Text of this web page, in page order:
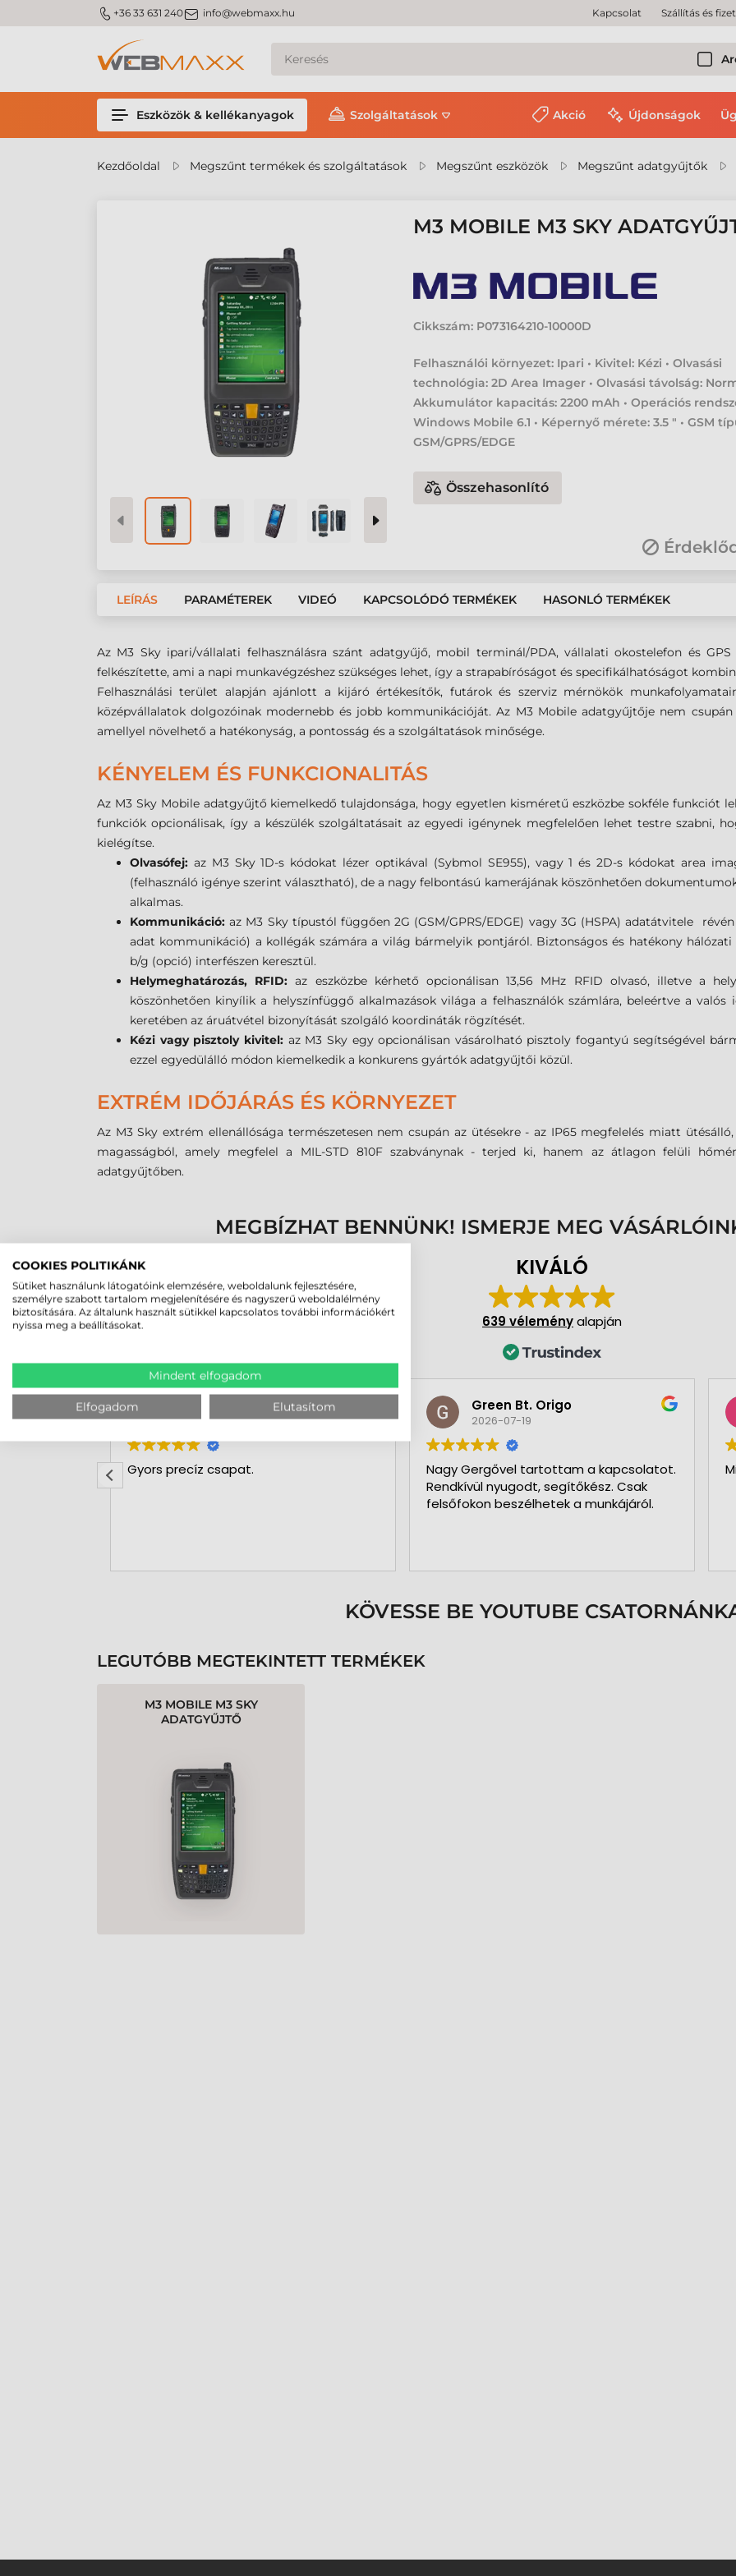
m_phone +36 33 631 240m_email info@webmaxx.hu Kapcsolat Szállítás és
Eszközök & kellékanyagok Szolgáltatások Akció Újdonságok
Kezdőoldal Megszűnt termékek és szolgáltatások Megszűnt eszközök Megszűnt adatgyűjtők
M3 MOBILE M3 SKY
Cikkszám: P073164210-10000D
Felhasználói környezet: Ipari • Kivitel: Kézi • Olvasási
technológia: 2D Area Imager • Olvasási távolság:
Akkumulátor kapacitás: 2200 mAh • Operációs
Windows Mobile 6.1 • Képernyő mérete: 3.5 " • GSM
GSM/GPRS/EDGE
Összehasonlító
LEÍRÁS PARAMÉTEREK VIDEÓ KAPCSOLÓDÓ TERMÉKEK HASONLÓ TERMÉKEK
Az M3 Sky ipari/vállalati felhasználásra szánt adatgyűjő, mobil terminál/PDA, vállalati okostelefon és
felkészítette, ami a napi munkavégzéshez szükséges lehet, így a strapabíróságot és specifikálhatóságot
Felhasználási terület alapján ajánlott a kijáró értékesítők, futárok és szerviz mérnökök
középvállalatok dolgozóinak modernebb és jobb kommunikációját. Az M3 Mobile adatgyűjtője nem
amellyel növelhető a hatékonyság, a pontosság és a szolgáltatások minősége.
KÉNYELEM ÉS FUNKCIONALITÁS
Az M3 Sky Mobile adatgyűjtő kiemelkedő tulajdonsága, hogy egyetlen kisméretű eszközbe sokféle funkciót
funkciók opcionálisak, így a készülék szolgáltatásait az egyedi igénynek megfelelően lehet testre szabni,
kielégítse.
Olvasófej: az M3 Sky 1D-s kódokat lézer optikával (Sybmol SE955), vagy 1 és 2D-s kódokat area
(felhasználó igénye szerint választható), de a nagy felbontású kamerájának köszönhetően
alkalmas.
Kommunikáció: az M3 Sky típustól függően 2G (GSM/GPRS/EDGE) vagy 3G (HSPA) adatátvitele
adat kommunikáció) a kollégák számára a világ bármelyik pontjáról. Biztonságos és hatékony
b/g (opció) interfészen keresztül.
Helymeghatározás, RFID: az eszközbe kérhető opcionálisan 13,56 MHz RFID olvasó, illetve a
köszönhetően kinyílik a helyszínfüggő alkalmazások világa a felhasználók számlára, beleértve a
keretében az áruátvétel bizonyítását szolgáló koordináták rögzítését.
Kézi vagy pisztoly kivitel: az M3 Sky egy opcionálisan vásárolható pisztoly fogantyú segítségével
ezzel egyedülálló módon kiemelkedik a konkurens gyártók adatgyűjtői közül.
EXTRÉM IDŐJÁRÁS ÉS KÖRNYEZET
Az M3 Sky extrém ellenállósága természetesen nem csupán az ütésekre - az IP65 megfelelés miatt
magasságból, amely megfelel a MIL-STD 810F szabványnak - terjed ki, hanem az átlagon felüli
adatgyűjtőben.
MEGBÍZHAT BENNÜNK! ISMERJE MEG
KIVÁLÓ
639 véleményalapján
A bolt vásárlója
2026-07-30
Gyors precíz csapat.
Green Bt. Origo
2026-07-19
Nagy Gergővel tartottam a kapcsolatot.
Rendkívül nyugodt, segítőkész. Csak
felsőfokon beszélhetek a munkájáról.
KÖVESSE BE YOUTUBE
LEGUTÓBB MEGTEKINTETT TERMÉKEK
M3 MOBILE M3 SKY
ADATGYŰJTŐ
COOKIES POLITIKÁNK
Sütiket használunk látogatóink elemzésére, weboldalunk fejlesztésére,
személyre szabott tartalom megjelenítésére és nagyszerű weboldalélmény
biztosítására. Az általunk használt sütikkel kapcsolatos további információkért
nyissa meg a beállításokat.
Mindent elfogadom
Elfogadom Elutasítom